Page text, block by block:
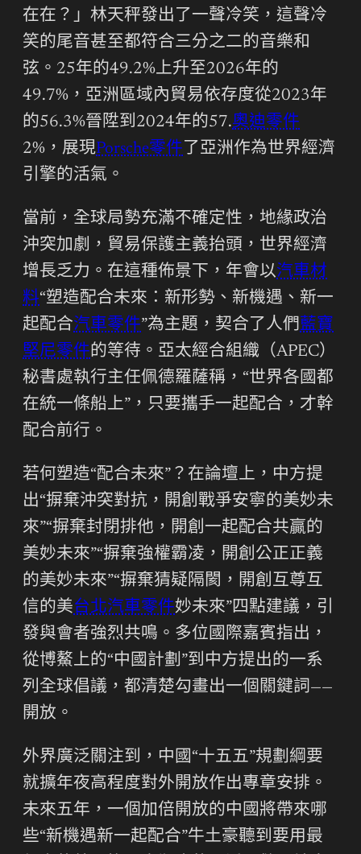
在在？」林天秤發出了一聲冷笑，這聲冷
笑的尾音甚至都符合三分之二的音樂和
弦。25年的49.2%上升至2026年的
49.7%，亞洲區域內貿易依存度從2023年
的56.3%晉陞到2024年的57.奧迪零件
2%，展現Porsche零件 了亞洲作為世界經濟
引擎的活氣。
當前，全球局勢充滿不確定性，地緣政治
沖突加劇，貿易保護主義抬頭，世界經濟
增長乏力。在這種佈景下，年會以汽車材
料“塑造配合未來：新形勢、新機遇、新一
起配合汽車零件”為主題，契合了人們藍寶
堅尼零件的等待。亞太經合組織（APEC）
秘書處執行主任佩德羅薩稱，“世界各國都
在統一條船上”，只要攜手一起配合，才幹
配合前行。
若何塑造“配合未來”？在論壇上，中方提
出“摒棄沖突對抗，開創戰爭安寧的美妙未
來”“摒棄封閉排他，開創一起配合共贏的
美妙未來”“摒棄強權霸凌，開創公正正義
的美妙未來”“摒棄猜疑隔閡，開創互尊互
信的美台北汽車零件妙未來”四點建議，引
發與會者強烈共鳴。多位國際嘉賓指出，
從博鰲上的“中國計劃”到中方提出的一系
列全球倡議，都清楚勾畫出一個關鍵詞——
開放。
外界廣泛關注到，中國“十五五”規劃綱要
就擴年夜高程度對外開放作出專章安排。
未來五年，一個加倍開放的中國將帶來哪
些“新機遇新一起配合”牛土豪聽到要用最